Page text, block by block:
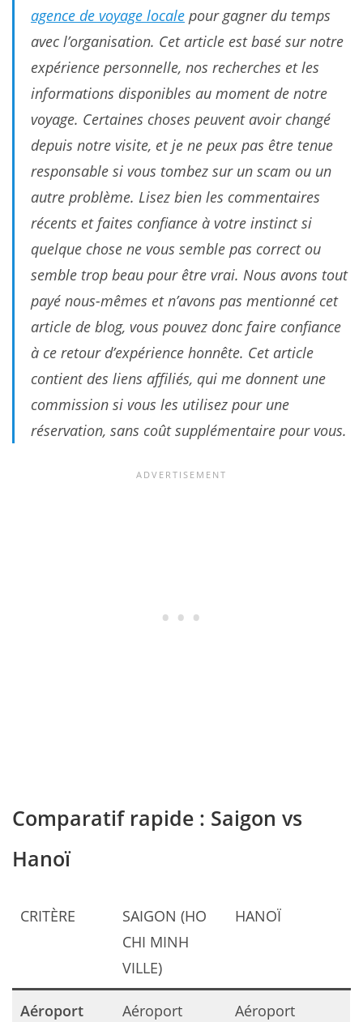
agence de voyage locale pour gagner du temps
avec l’organisation. Cet article est basé sur notre
expérience personnelle, nos recherches et les
informations disponibles au moment de notre
voyage. Certaines choses peuvent avoir changé
depuis notre visite, et je ne peux pas être tenue
responsable si vous tombez sur un scam ou un
autre problème. Lisez bien les commentaires
récents et faites confiance à votre instinct si
quelque chose ne vous semble pas correct ou
semble trop beau pour être vrai. Nous avons tout
payé nous-mêmes et n’avons pas mentionné cet
article de blog, vous pouvez donc faire confiance
à ce retour d’expérience honnête. Cet article
contient des liens affiliés, qui me donnent une
commission si vous les utilisez pour une
réservation, sans coût supplémentaire pour vous.
Comparatif rapide : Saigon vs
Hanoï
CRITÈRE
SAIGON (HO
CHI MINH
VILLE)
HANOÏ
Aéroport Aéroport Aéroport